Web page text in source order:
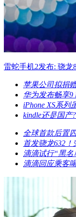
雷蛇手机2发布: 骁龙
苹果公司拟捐
华为发布畅享9
iPhone XS系列
kindle还是国产
全球首款后置
首发骁龙632
滴滴试行“黑
滴滴回应乘客